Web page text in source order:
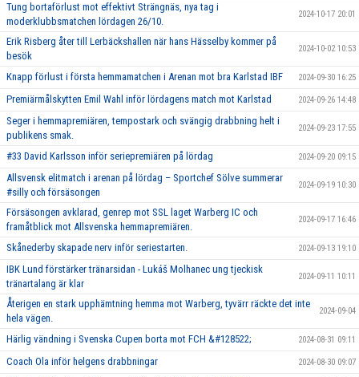
Tung bortaförlust mot effektivt Strängnäs, nya tag i
moderklubbsmatchen lördagen 26/10.
2024-10-17 20:01
Erik Risberg åter till Lerbäckshallen när hans Hässelby kommer på
besök
2024-10-02 10:53
Knapp förlust i första hemmamatchen i Arenan mot bra Karlstad IBF 2024-09-30 16:25
Premiärmålskytten Emil Wahl inför lördagens match mot Karlstad 2024-09-26 14:48
Seger i hemmapremiären, tempostark och svängig drabbning helt i
publikens smak.
2024-09-23 17:55
#33 David Karlsson inför seriepremiären på lördag 2024-09-20 09:15
Allsvensk elitmatch i arenan på lördag – Sportchef Sölve summerar
#silly och försäsongen
2024-09-19 10:30
Försäsongen avklarad, genrep mot SSL laget Warberg IC och
framåtblick mot Allsvenska hemmapremiären.
2024-09-17 16:46
Skånederby skapade nerv inför seriestarten. 2024-09-13 19:10
IBK Lund förstärker tränarsidan - Lukáš Molhanec ung tjeckisk
tränartalang är klar
2024-09-11 10:11
Återigen en stark upphämtning hemma mot Warberg, tyvärr räckte det inte
hela vägen.
2024-09-04
Härlig vändning i Svenska Cupen borta mot FCH &#128522; 2024-08-31 09:11
Coach Ola inför helgens drabbningar 2024-08-30 09:07